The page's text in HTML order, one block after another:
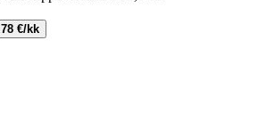
€/kk